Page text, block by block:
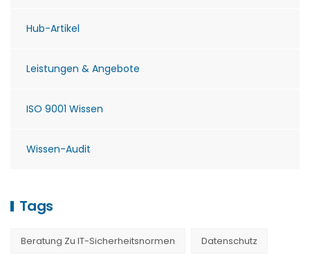
Hub-Artikel
Leistungen & Angebote
ISO 9001 Wissen
Wissen-Audit
Tags
Beratung Zu IT-Sicherheitsnormen Datenschutz